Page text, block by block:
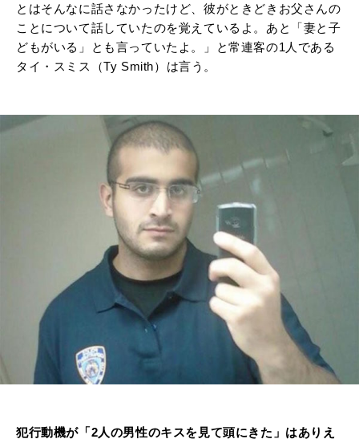
とはそんなに話さなかったけど、彼がときどきお父さんの
ことについて話していたのを覚えているよ。あと「妻と子
どもがいる」とも言っていたよ。」と常連客の1人である
タイ・スミス（Ty Smith）は言う。
犯行動機が「2人の男性のキスを見て頭にきた」はありえ